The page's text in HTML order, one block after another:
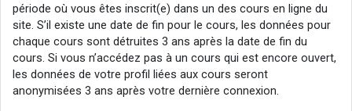
période où vous êtes inscrit(e) dans un des cours en ligne du
site. S’il existe une date de fin pour le cours, les données pour
chaque cours sont détruites 3 ans après la date de fin du
cours. Si vous n’accédez pas à un cours qui est encore ouvert,
les données de votre profil liées aux cours seront
anonymisées 3 ans après votre dernière connexion.